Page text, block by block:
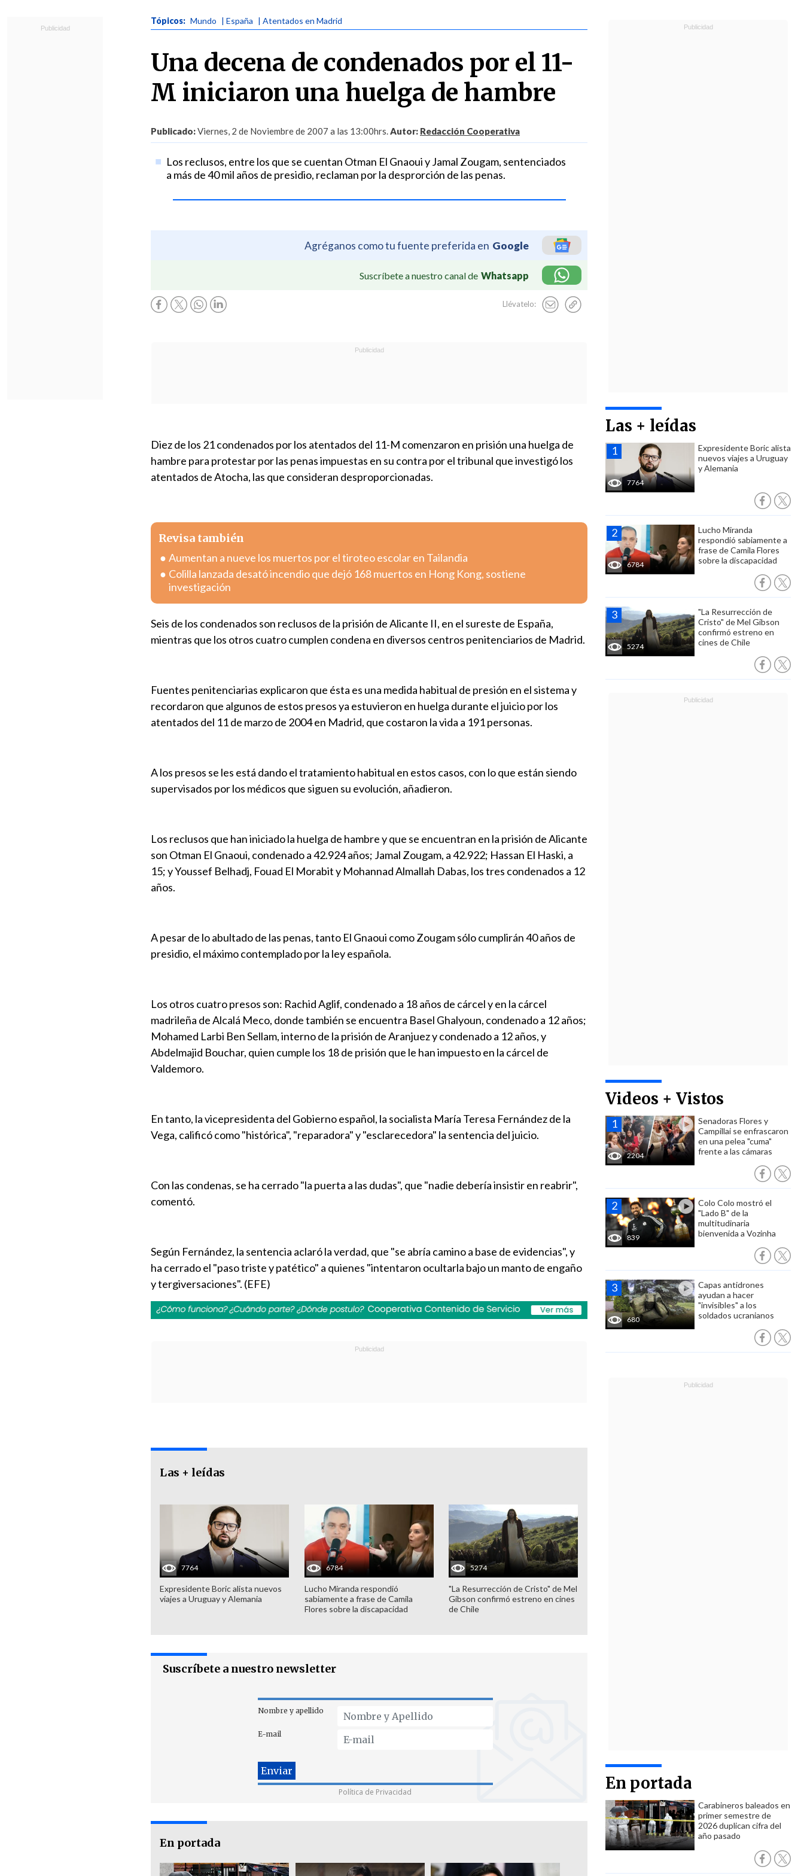
Tópicos: Mundo | España | Atentados en Madrid
Una decena de condenados por el 11-
M iniciaron una huelga de hambre
Publicado:Viernes, 2 de Noviembre de 2007 a las 13:00hrs.Autor: Redacción Cooperativa
Los reclusos, entre los que se cuentan Otman El Gnaoui y Jamal Zougam, sentenciados
a más de 40 mil años de presidio, reclaman por la desprorción de las penas.
Agréganos como tu fuente preferida en Google
Suscríbete a nuestro canal de Whatsapp
Llévatelo:
Las + leídas
7764
Expresidente Boric alista
nuevos viajes a Uruguay
y Alemania
6784
Lucho Miranda
respondió sabiamente a
frase de Camila Flores
sobre la discapacidad
5274
"La Resurrección de
Cristo" de Mel Gibson
confirmó estreno en
cines de Chile
Videos + Vistos
2204
Senadoras Flores y
Campillai se enfrascaron
en una pelea "cuma"
frente a las cámaras
839
Colo Colo mostró el
"Lado B" de la
multitudinaria
bienvenida a Vozinha
680
Capas antidrones
ayudan a hacer
"invisibles" a los
soldados ucranianos
En portada
Carabineros baleados en
primer semestre de
2026 duplican cifra del
año pasado
Diez de los 21 condenados por los atentados del 11-M comenzaron en prisión una huelga de
hambre para protestar por las penas impuestas en su contra por el tribunal que investigó los
atentados de Atocha, las que consideran desproporcionadas.
Revisa también
Aumentan a nueve los muertos por el tiroteo escolar en Tailandia
Colilla lanzada desató incendio que dejó 168 muertos en Hong Kong, sostiene
investigación
Seis de los condenados son reclusos de la prisión de Alicante II, en el sureste de España,
mientras que los otros cuatro cumplen condena en diversos centros penitenciarios de Madrid.
Fuentes penitenciarias explicaron que ésta es una medida habitual de presión en el sistema y
recordaron que algunos de estos presos ya estuvieron en huelga durante el juicio por los
atentados del 11 de marzo de 2004 en Madrid, que costaron la vida a 191 personas.
A los presos se les está dando el tratamiento habitual en estos casos, con lo que están siendo
supervisados por los médicos que siguen su evolución, añadieron.
Los reclusos que han iniciado la huelga de hambre y que se encuentran en la prisión de Alicante
son Otman El Gnaoui, condenado a 42.924 años; Jamal Zougam, a 42.922; Hassan El Haski, a
15; y Youssef Belhadj, Fouad El Morabit y Mohannad Almallah Dabas, los tres condenados a 12
años.
A pesar de lo abultado de las penas, tanto El Gnaoui como Zougam sólo cumplirán 40 años de
presidio, el máximo contemplado por la ley española.
Los otros cuatro presos son: Rachid Aglif, condenado a 18 años de cárcel y en la cárcel
madrileña de Alcalá Meco, donde también se encuentra Basel Ghalyoun, condenado a 12 años;
Mohamed Larbi Ben Sellam, interno de la prisión de Aranjuez y condenado a 12 años, y
Abdelmajid Bouchar, quien cumple los 18 de prisión que le han impuesto en la cárcel de
Valdemoro.
En tanto, la vicepresidenta del Gobierno español, la socialista María Teresa Fernández de la
Vega, calificó como "histórica", "reparadora" y "esclarecedora" la sentencia del juicio.
Con las condenas, se ha cerrado "la puerta a las dudas", que "nadie debería insistir en reabrir",
comentó.
Según Fernández, la sentencia aclaró la verdad, que "se abría camino a base de evidencias", y
ha cerrado el "paso triste y patético" a quienes "intentaron ocultarla bajo un manto de engaño
y tergiversaciones". (EFE)
Las + leídas
7764
Expresidente Boric alista nuevos
viajes a Uruguay y Alemania
6784
Lucho Miranda respondió
sabiamente a frase de Camila
Flores sobre la discapacidad
5274
"La Resurrección de Cristo" de Mel
Gibson confirmó estreno en cines
de Chile
Suscríbete a nuestro newsletter
Nombre y apellido
E-mail
Política de Privacidad
En portada